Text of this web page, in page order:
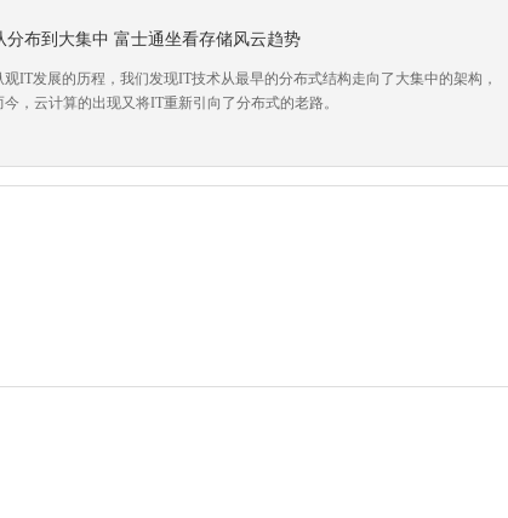
分布到大集中 富士通坐看存储风云趋势
观IT发展的历程，我们发现IT技术从最早的分布式结构走向了大集中的架构，
今，云计算的出现又将IT重新引向了分布式的老路。